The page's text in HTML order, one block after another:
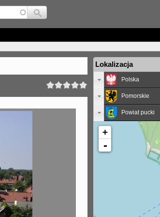
Lokalizacja
Polska
Pomorskie
Powiat pucki
+
-